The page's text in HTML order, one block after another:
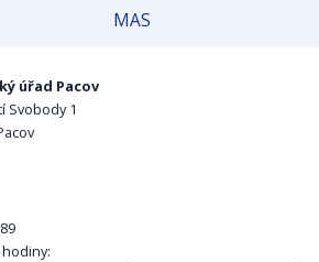
MAS
úřad Pacov
Svobody 1